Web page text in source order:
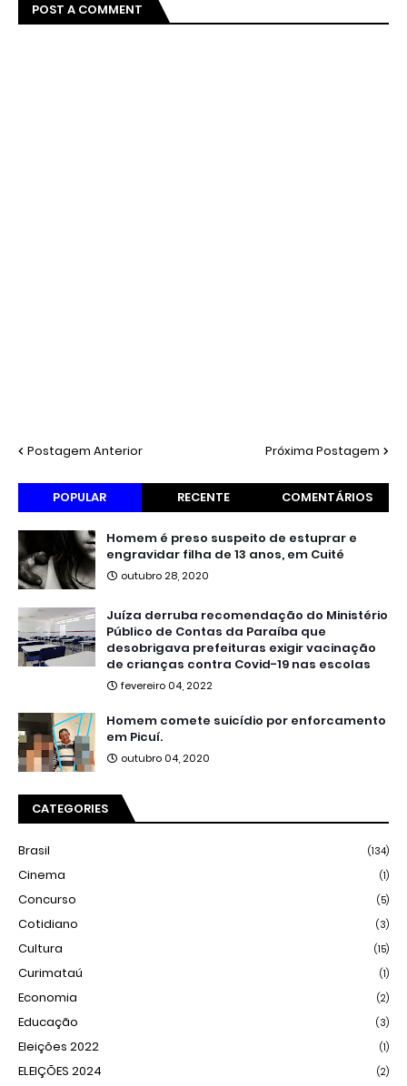
POST A COMMENT
Postagem Anterior Próxima Postagem
POPULAR RECENTE COMENTÁRIOS
Homem é preso suspeito de estuprar e
engravidar filha de 13 anos, em Cuité
outubro 28, 2020
Juíza derruba recomendação do Ministério
Público de Contas da Paraíba que
desobrigava prefeituras exigir vacinação
de crianças contra Covid-19 nas escolas
fevereiro 04, 2022
Homem comete suicídio por enforcamento
em Picuí.
outubro 04, 2020
CATEGORIES
Brasil (134)
Cinema (1)
Concurso (5)
Cotidiano (3)
Cultura (15)
Curimataú (1)
Economia (2)
Educação (3)
Eleições 2022 (1)
ELEIÇÕES 2024 (2)